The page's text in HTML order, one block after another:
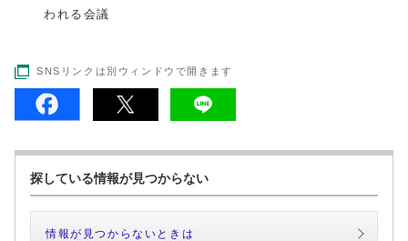
われる会議
SNSリンクは別ウィンドウで開きます
探している情報が見つからない
情報が見つからないときは